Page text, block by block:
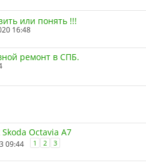
или понять !!!
16:48
ремонт в СПБ.
Octavia A7
09:44 1 2 3